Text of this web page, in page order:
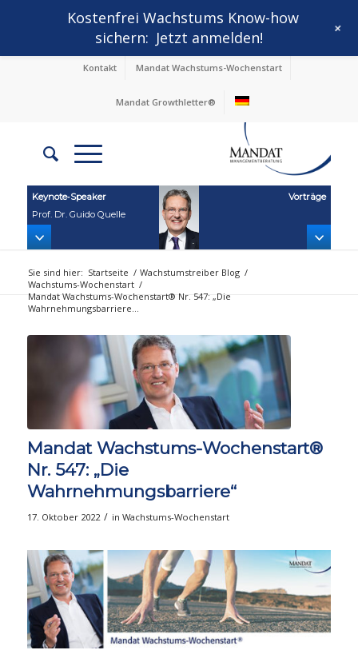
Kontakt Mandat Wachstums-Wochenstart
Mandat Growthletter®
Keynote‑Speaker
Prof. Dr. Guido Quelle
Vorträge
Sie sind hier: Startseite / Wachstumstreiber Blog /
Wachstums-Wochenstart /
Mandat Wachstums-Wochenstart® Nr. 547: „Die
Wahrnehmungsbarriere...
Mandat Wachstums-Wochenstart®
Nr. 547: „Die
Wahrnehmungsbarriere“
17. Oktober 2022 / in Wachstums-Wochenstart
Kostenfrei Wachstums Know-how
sichern: Jetzt anmelden! +